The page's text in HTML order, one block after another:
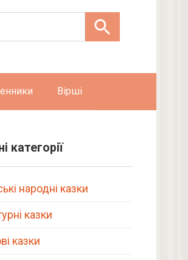
Вірші
категорії
народні казки
казки
казки